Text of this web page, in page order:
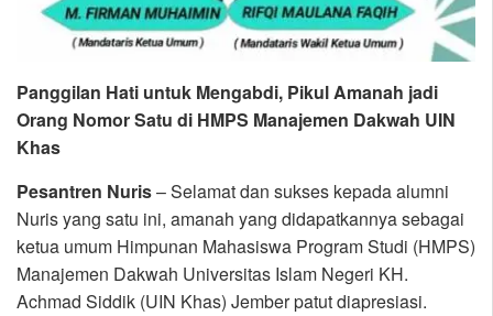
Panggilan Hati untuk Mengabdi, Pikul Amanah jadi
Orang Nomor Satu di HMPS Manajemen Dakwah UIN
Khas
Pesantren Nuris– Selamat dan sukses kepada alumni
Nuris yang satu ini, amanah yang didapatkannya sebagai
ketua umum Himpunan Mahasiswa Program Studi (HMPS)
Manajemen Dakwah Universitas Islam Negeri KH.
Achmad Siddik (UIN Khas) Jember patut diapresiasi.